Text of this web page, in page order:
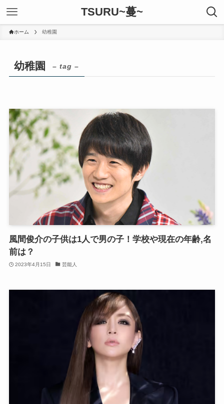
TSURU~蔓~
ホーム 幼稚園
幼稚園 – tag –
風間俊介の子供は1人で男の子！学校や現在の年齢,名
前は？
2023年4月15日 芸能人